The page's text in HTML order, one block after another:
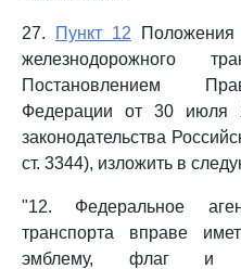
27. Пункт 12 Положения
железнодорожного
Постановлением
Федерации от 30 июля
законодательства
ст. 3344), изложить в
"12. Федеральное
транспорта вправе
эмблему, флаг и